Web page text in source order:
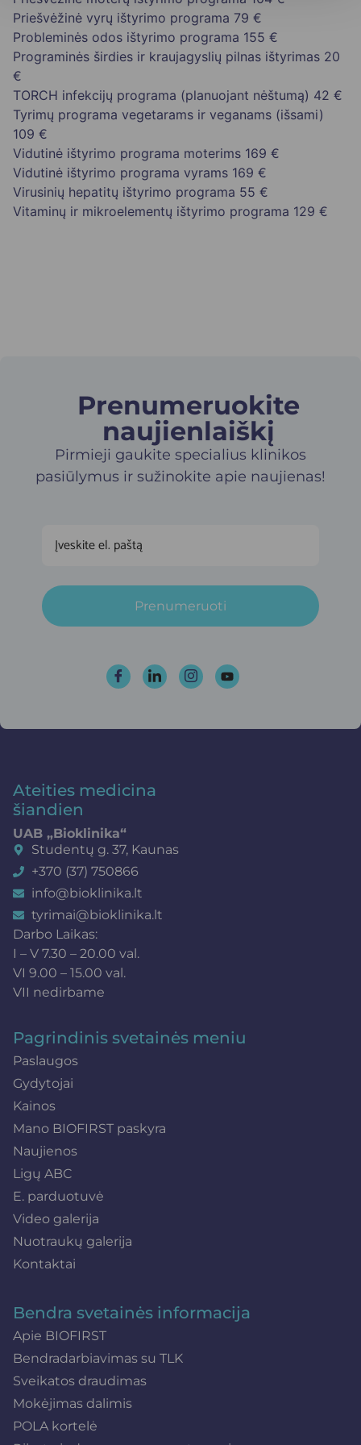
Priešvėžinė vyrų ištyrimo programa 79 €
Probleminės odos ištyrimo programa 155 €
Programinės širdies ir kraujagyslių pilnas ištyrimas 20
€
TORCH infekcijų programa (planuojant nėštumą) 42 €
Tyrimų programa vegetarams ir veganams (išsami)
109 €
Vidutinė ištyrimo programa moterims 169 €
Vidutinė ištyrimo programa vyrams 169 €
Virusinių hepatitų ištyrimo programa 55 €
Vitaminų ir mikroelementų ištyrimo programa 129 €
Prenumeruokite
naujienlaiškį​
Pirmieji gaukite specialius klinikos
pasiūlymus ir sužinokite apie naujienas!
Prenumeruoti
Ateities medicina
šiandien
UAB „Bioklinika“
Studentų g. 37, Kaunas
+370 (37) 750866
info@bioklinika.lt
tyrimai@bioklinika.lt
Darbo Laikas:
I – V 7.30 – 20.00 val.
VI 9.00 – 15.00 val.
VII nedirbame
Pagrindinis svetainės meniu
Paslaugos
Gydytojai
Kainos
Mano BIOFIRST paskyra
Naujienos
Ligų ABC
E. parduotuvė
Video galerija
Nuotraukų galerija
Kontaktai
Bendra svetainės informacija
Apie BIOFIRST
Bendradarbiavimas su TLK
Sveikatos draudimas
Mokėjimas dalimis
POLA kortelė